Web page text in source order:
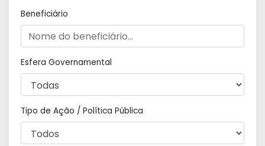
Beneficiário
Esfera Governamental
Tipo de Ação / Política Pública